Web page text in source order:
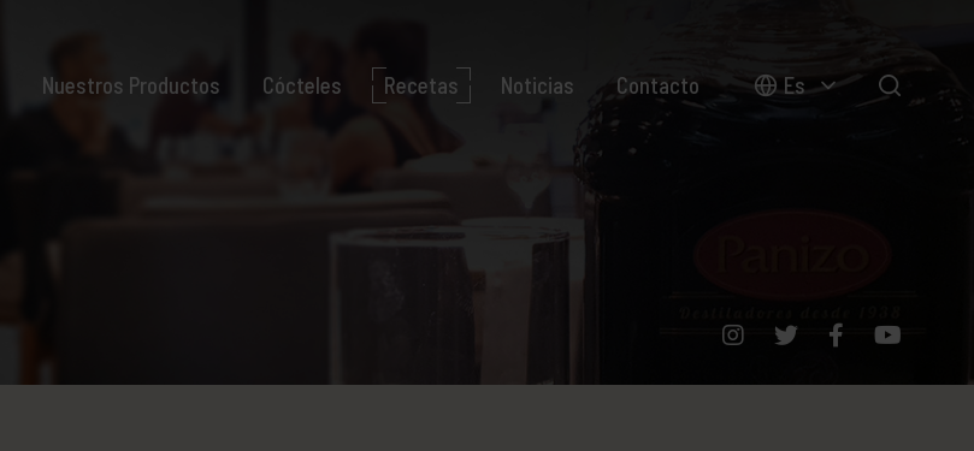
Nuestros Productos Cócteles Recetas Noticias Contacto Es